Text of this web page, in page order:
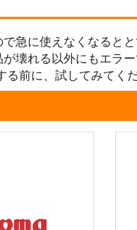
急に使えなくなると
壊れる以外にもエラ
前に、試してみてくだ